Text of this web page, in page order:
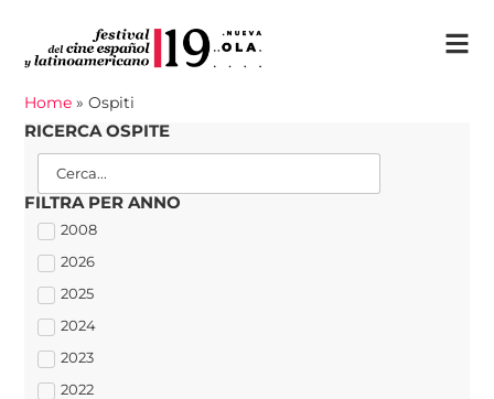
Home »Ospiti
RICERCA OSPITE
FILTRA PER ANNO
2008
2026
2025
2024
2023
2022